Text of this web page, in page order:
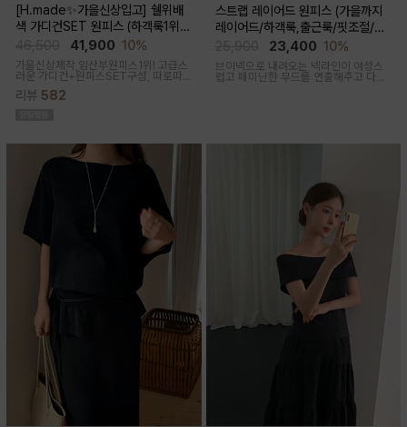
[H.made✨가을신상입고] 쉘위배
색 가디건SET 원피스 (하객룩1위/
고급미/가디건SET/임산부,출산후,
누구나예쁜핏)
41,900 10%
가을신상제작,임산부원피스1위! 고급스
러운 가디건+원피스SET구성, 따로따
리뷰 582
스트랩 레이어드 원피스 (가을까지
레이어드/하객룩,출근룩/핏조절/임
산부,출산후 착용가능)
23,400 10%
브이넥으로 내려오는 넥라인이 여성스
럽고 페미닌한 무드를 연출해주고 다양